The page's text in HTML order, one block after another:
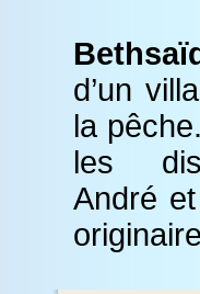
d’un
la
les
André